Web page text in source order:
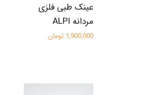
عینک طبی فلزی
مردانه ALPI
1,900,000 تومان